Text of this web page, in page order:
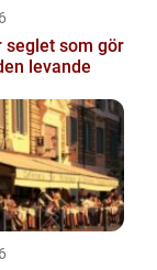
levande